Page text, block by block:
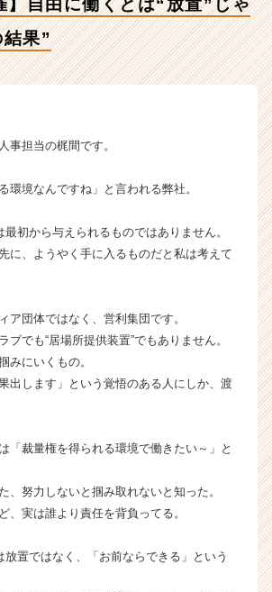
ベ
ン
企
か
ス
カ
届
く
就
活
チ
キ
ャ
ア
】自由に働くとは“放置”じゃ
果”
事担当の梶間です。
環境なんですね」と言われる弊社。
最初から与えられるものではありません。
に、ようやく手に入るものだと私は考えて
ア団体ではなく、営利集団です。
ブでも“居場所提供装置”でもありません。
みにいくもの。
出します」という覚悟のある人にしか、渡
「裁量権を得られる環境で働きたい～」と
、努力しないと掴み取れないと知った。
、実は誰より責任を背負ってる。
放置ではなく、「お前ならできる」という